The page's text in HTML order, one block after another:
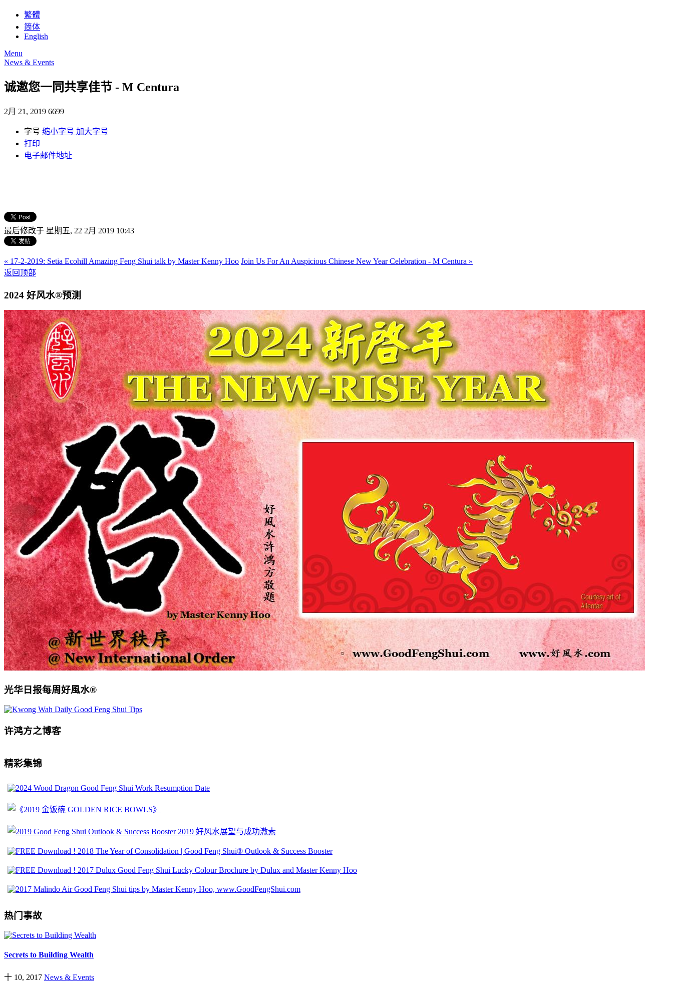
繁體
简体
English
Menu
News & Events
诚邀您一同共享佳节 - M Centura
2月 21, 2019 6699
字号 缩小字号 加大字号
打印
电子邮件地址
最后修改于 星期五, 22 2月 2019 10:43
« 17-2-2019: Setia Ecohill Amazing Feng Shui talk by Master Kenny Hoo Join Us For An Auspicious Chinese New Year Celebration - M Centura »
返回顶部
2024 好风水®预测
光华日报每周好風水®
许鸿方之博客
精彩集锦
热门事故
Secrets to Building Wealth
十 10, 2017 News & Events